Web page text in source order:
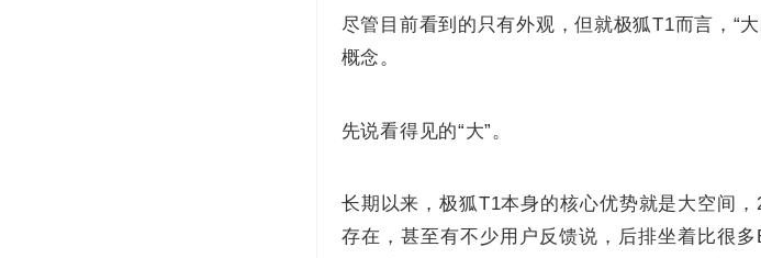
尽管目前看到的只有外观，但就极狐T1而言，“
概念。
先说看得见的“大”。
长期以来，极狐T1本身的核心优势就是大空间
存在，甚至有不少用户反馈说，后排坐着比很